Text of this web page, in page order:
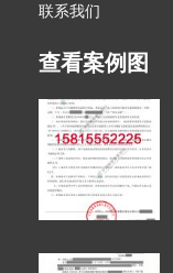
联系我们
查看案例图